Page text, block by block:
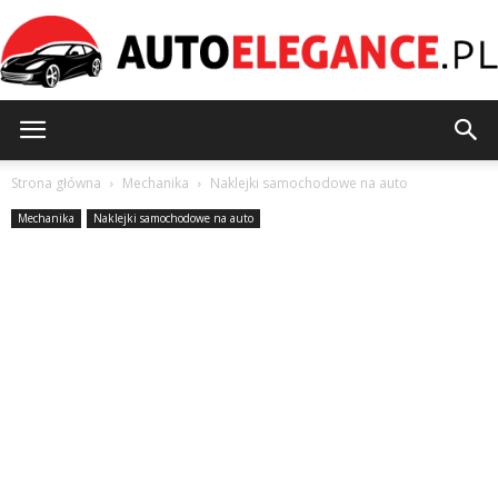
Strona główna Mechanika Naklejki samochodowe na auto
Mechanika Naklejki samochodowe na auto